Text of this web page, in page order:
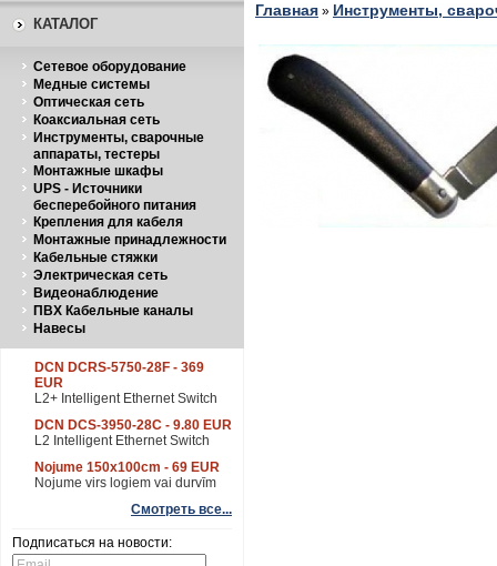
КАТАЛОГ
Cетевое оборудование
Медные системы
Оптическая сеть
Коаксиальная сеть
Инструменты, сварочные
аппараты, тестеры
Монтажные шкафы
UPS - Источники
бесперебойного питания
Крепления для кабеля
Монтажные принадлежности
Кабельные стяжки
Электрическая сеть
Видеонаблюдение
ПВХ Кабельные каналы
Навесы
DCN DCRS-5750-28F - 369
EUR
L2+ Intelligent Ethernet Switch
DCN DCS-3950-28C - 9.80 EUR
L2 Intelligent Ethernet Switch
Nojume 150x100cm - 69 EUR
Nojume virs logiem vai durvīm
Смотреть все...
Подписаться на новости:
Главная » Инструменты,